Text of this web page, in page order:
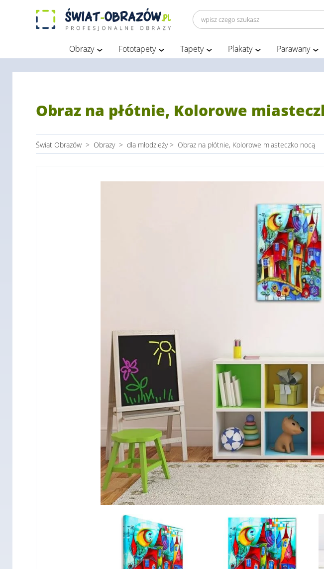
Obrazy Fototapety Tapety Plakaty Parawany
Obraz na płótnie, Kolorowe
Świat Obrazów > Obrazy > dla młodzieży > Obraz na płótnie, Kolorowe miasteczko nocą